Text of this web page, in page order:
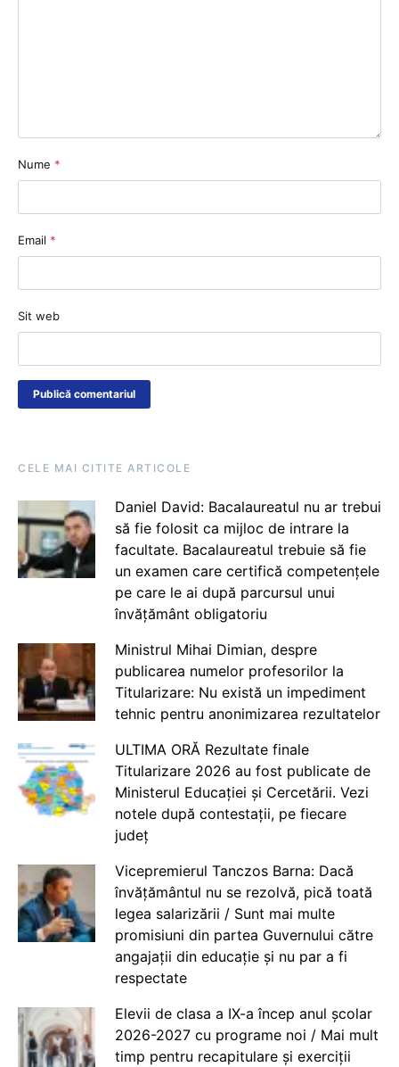
Nume *
Email *
Sit web
CELE MAI CITITE ARTICOLE
Daniel David: Bacalaureatul nu ar trebui
să fie folosit ca mijloc de intrare la
facultate. Bacalaureatul trebuie să fie
un examen care certifică competențele
pe care le ai după parcursul unui
învățământ obligatoriu
Ministrul Mihai Dimian, despre
publicarea numelor profesorilor la
Titularizare: Nu există un impediment
tehnic pentru anonimizarea rezultatelor
ULTIMA ORĂ Rezultate finale
Titularizare 2026 au fost publicate de
Ministerul Educației și Cercetării. Vezi
notele după contestații, pe fiecare
județ
Vicepremierul Tanczos Barna: Dacă
învățământul nu se rezolvă, pică toată
legea salarizării / Sunt mai multe
promisiuni din partea Guvernului către
angajații din educație și nu par a fi
respectate
Elevii de clasa a IX-a încep anul școlar
2026-2027 cu programe noi / Mai mult
timp pentru recapitulare și exerciții